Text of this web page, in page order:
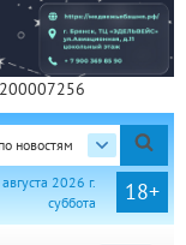
по новостям
18+
2026 г.
суббота